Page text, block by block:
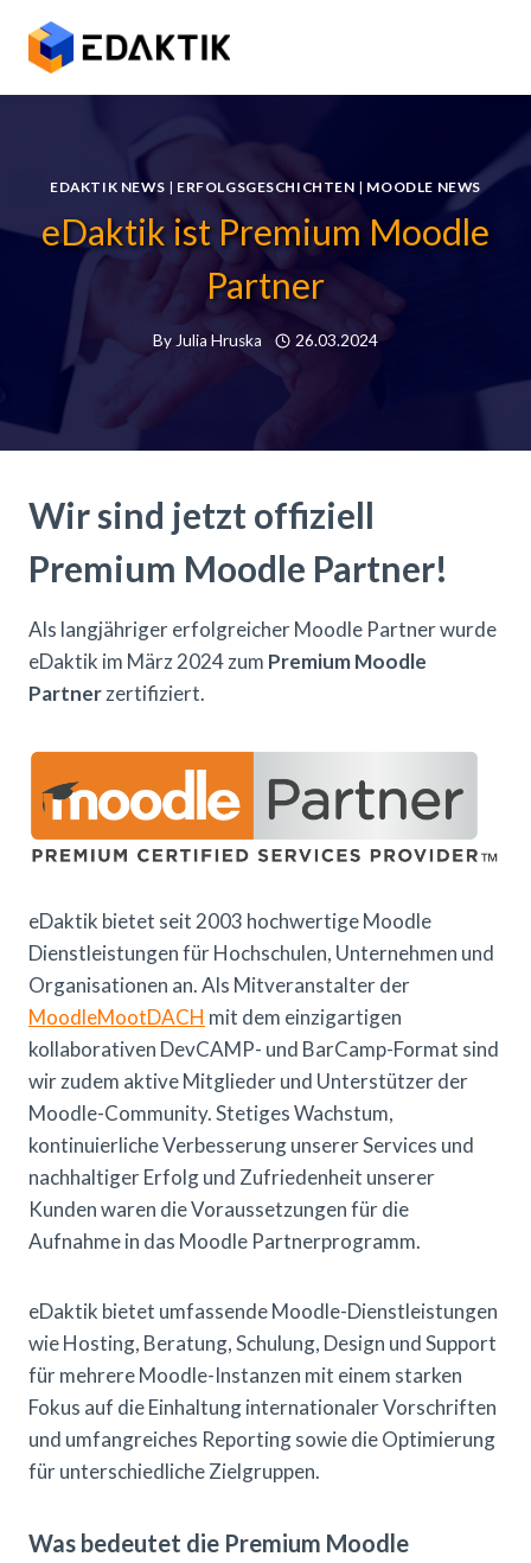
content
EDAKTIK NEWS | ERFOLGSGESCHICHTEN | MOODLE NEWS
eDaktik ist Premium Moodle
Partner
By Julia Hruska 26.03.2024
Wir sind jetzt offiziell
Premium Moodle Partner!
Als langjähriger erfolgreicher Moodle Partner wurde
eDaktik im März 2024 zum Premium Moodle
Partnerzertifiziert.
eDaktik bietet seit 2003 hochwertige Moodle
Dienstleistungen für Hochschulen, Unternehmen und
Organisationen an. Als Mitveranstalter der
MoodleMootDACH mit dem einzigartigen
kollaborativen DevCAMP- und BarCamp-Format sind
wir zudem aktive Mitglieder und Unterstützer der
Moodle-Community. Stetiges Wachstum,
kontinuierliche Verbesserung unserer Services und
nachhaltiger Erfolg und Zufriedenheit unserer
Kunden waren die Voraussetzungen für die
Aufnahme in das Moodle Partnerprogramm.
eDaktik bietet umfassende Moodle-Dienstleistungen
wie Hosting, Beratung, Schulung, Design und Support
für mehrere Moodle-Instanzen mit einem starken
Fokus auf die Einhaltung internationaler Vorschriften
und umfangreiches Reporting sowie die Optimierung
für unterschiedliche Zielgruppen.
Was bedeutet die Premium Moodle